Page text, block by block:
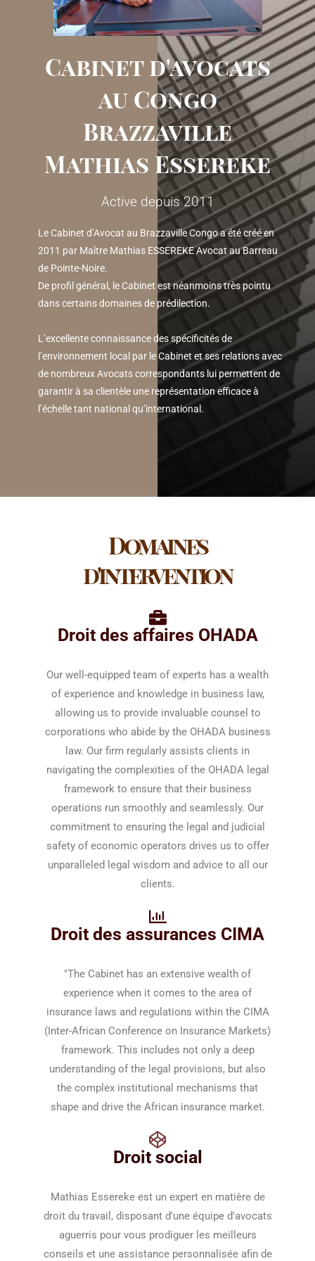
Cabinet d'avocats
au Congo
Brazzaville
Mathias Essereke
Active depuis 2011
Le Cabinet d’Avocat au Brazzaville Congo a été créé en
2011 par Maître Mathias ESSEREKE Avocat au Barreau
de Pointe-Noire.
De profil général, le Cabinet est néanmoins très pointu
dans certains domaines de prédilection.
L’excellente connaissance des spécificités de
l’environnement local par le Cabinet et ses relations avec
de nombreux Avocats correspondants lui permettent de
garantir à sa clientèle une représentation efficace à
l’échelle tant national qu’international.
Domaines
d'intervention
Droit des affaires OHADA
Our well-equipped team of experts has a wealth
of experience and knowledge in business law,
allowing us to provide invaluable counsel to
corporations who abide by the OHADA business
law. Our firm regularly assists clients in
navigating the complexities of the OHADA legal
framework to ensure that their business
operations run smoothly and seamlessly. Our
commitment to ensuring the legal and judicial
safety of economic operators drives us to offer
unparalleled legal wisdom and advice to all our
clients.
Droit des assurances CIMA
"The Cabinet has an extensive wealth of
experience when it comes to the area of
insurance laws and regulations within the CIMA
(Inter-African Conference on Insurance Markets)
framework. This includes not only a deep
understanding of the legal provisions, but also
the complex institutional mechanisms that
shape and drive the African insurance market.
Droit social
Mathias Essereke est un expert en matière de
droit du travail, disposant d'une équipe d'avocats
aguerris pour vous prodiguer les meilleurs
conseils et une assistance personnalisée afin de